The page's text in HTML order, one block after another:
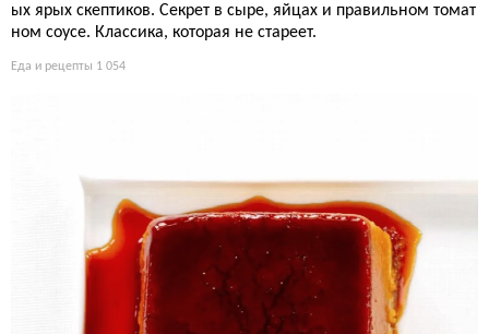
ых ярых скептиков. Секрет в сыре, яйцах и правильном томат
ном соусе. Классика, которая не стареет.
Еда и рецепты 1 054